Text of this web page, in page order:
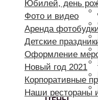
Юбилей, день
Фото и видео
Аренда
Детские
Оформление
Новый год 2021
Корпоративные
Наши рестораны